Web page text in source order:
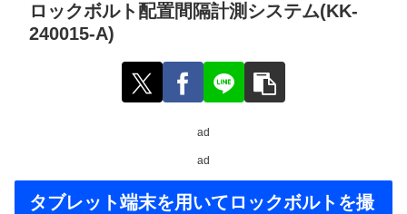
ロックボルト配置間隔計測システム(KK-
240015-A)
ad
ad
タブレット端末を用いてロックボルトを撮